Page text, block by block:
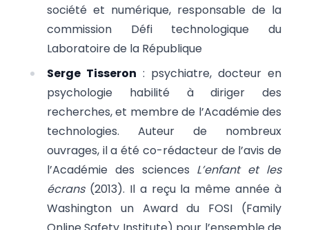
société et numérique, responsable de la
commission Défi technologique du
Laboratoire de la République
Serge Tisseron : psychiatre, docteur en
psychologie habilité à diriger des
recherches, et membre de l’Académie des
technologies. Auteur de nombreux
ouvrages, il a été co-rédacteur de l’avis de
l’Académie des sciences L’enfant et les
écrans(2013). Il a reçu la même année à
Washington un Award du FOSI (Family